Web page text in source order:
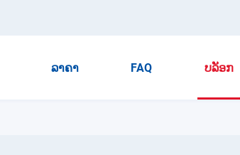
ລາຄາ FAQ ບລັອກ